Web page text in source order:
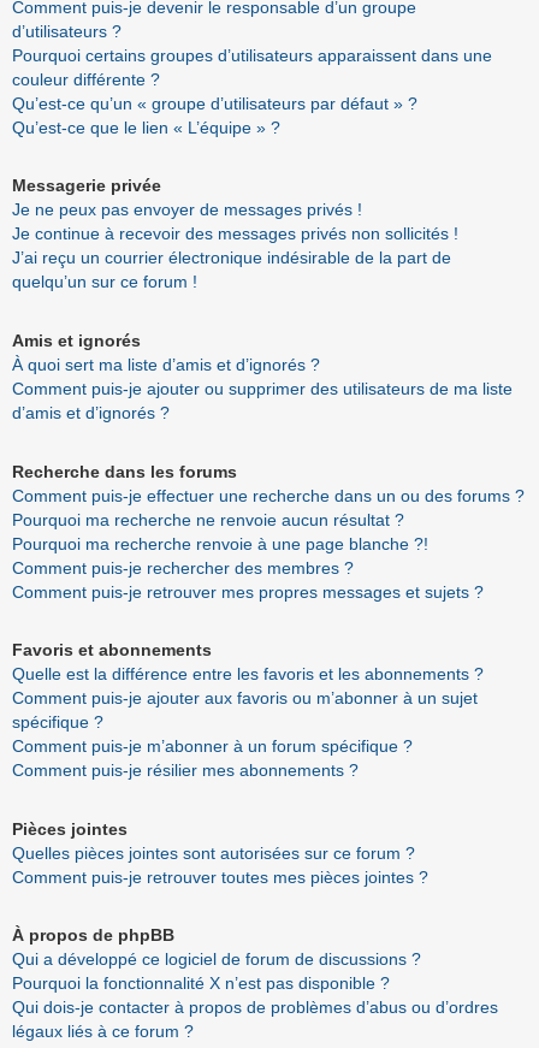
Comment puis-je devenir le responsable d’un groupe
d’utilisateurs ?
Pourquoi certains groupes d’utilisateurs apparaissent dans une
couleur différente ?
Qu’est-ce qu’un « groupe d’utilisateurs par défaut » ?
Qu’est-ce que le lien « L’équipe » ?
Messagerie privée
Je ne peux pas envoyer de messages privés !
Je continue à recevoir des messages privés non sollicités !
J’ai reçu un courrier électronique indésirable de la part de
quelqu’un sur ce forum !
Amis et ignorés
À quoi sert ma liste d’amis et d’ignorés ?
Comment puis-je ajouter ou supprimer des utilisateurs de ma liste
d’amis et d’ignorés ?
Recherche dans les forums
Comment puis-je effectuer une recherche dans un ou des forums ?
Pourquoi ma recherche ne renvoie aucun résultat ?
Pourquoi ma recherche renvoie à une page blanche ?!
Comment puis-je rechercher des membres ?
Comment puis-je retrouver mes propres messages et sujets ?
Favoris et abonnements
Quelle est la différence entre les favoris et les abonnements ?
Comment puis-je ajouter aux favoris ou m’abonner à un sujet
spécifique ?
Comment puis-je m’abonner à un forum spécifique ?
Comment puis-je résilier mes abonnements ?
Pièces jointes
Quelles pièces jointes sont autorisées sur ce forum ?
Comment puis-je retrouver toutes mes pièces jointes ?
À propos de phpBB
Qui a développé ce logiciel de forum de discussions ?
Pourquoi la fonctionnalité X n’est pas disponible ?
Qui dois-je contacter à propos de problèmes d’abus ou d’ordres
légaux liés à ce forum ?